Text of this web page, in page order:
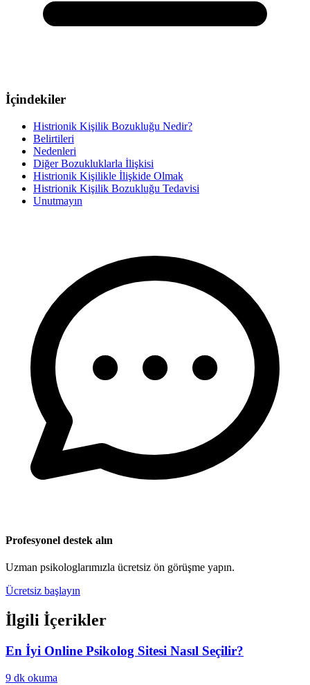
İçindekiler
Histrionik Kişilik Bozukluğu Nedir?
Belirtileri
Nedenleri
Diğer Bozukluklarla İlişkisi
Histrionik Kişilikle İlişkide Olmak
Histrionik Kişilik Bozukluğu Tedavisi
Unutmayın
Profesyonel destek alın
Uzman psikologlarımızla ücretsiz ön görüşme yapın.
Ücretsiz başlayın
İlgili İçerikler
En İyi Online Psikolog Sitesi Nasıl Seçilir?
9 dk okuma